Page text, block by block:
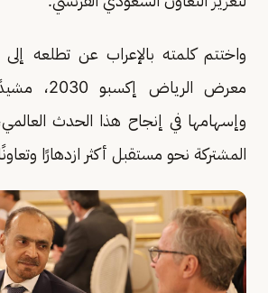
واختتم كلمته بالإعراب عن تطلعه إلى
معرض الرياض
وإسهامها في إنجاح هذا الحدث
المشتركة نحو مستقبل أكثر ازدهارًا